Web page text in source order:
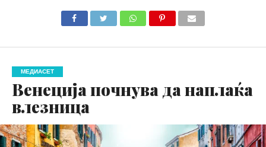
МЕДИАСЕТ
Венеција почнува да наплаќа
влезница